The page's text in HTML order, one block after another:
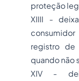
proteção
XIIII -
registro de
quando não
XIV -